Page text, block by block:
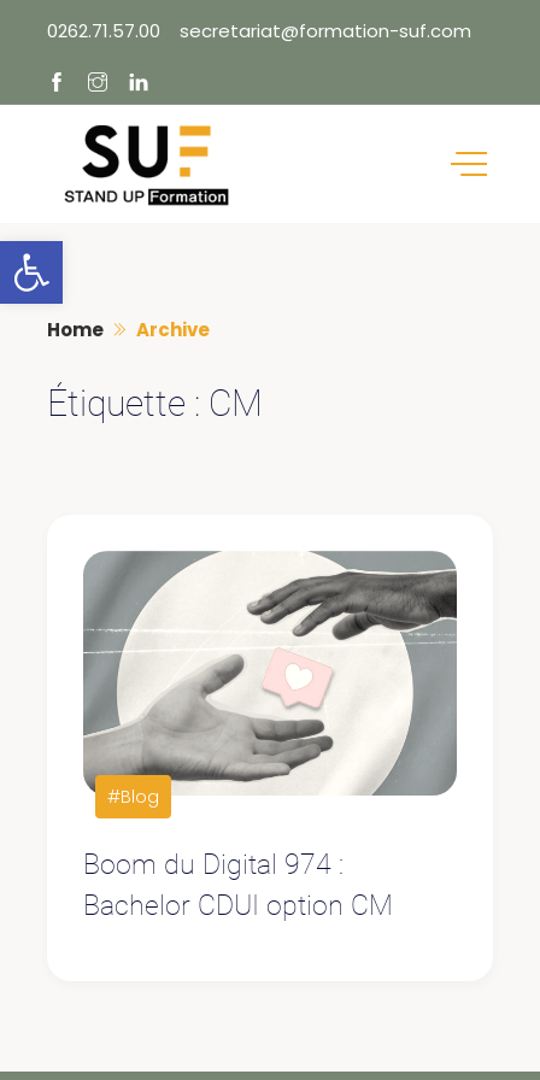
Ouvrir la barre d’outils
content
0262.71.57.00 secretariat@formation-suf.com
Home Archive
Étiquette : CM
#Blog
Boom du Digital 974 :
Bachelor CDUI option CM